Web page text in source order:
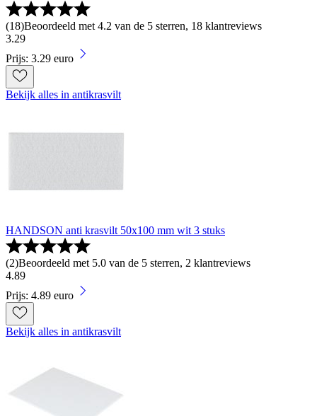
(18)Beoordeeld met 4.2 van de 5 sterren, 18 klantreviews
3.29
Prijs: 3.29 euro
Bekijk alles in antikrasvilt
HANDSON anti krasvilt 50x100 mm wit 3 stuks
(2)Beoordeeld met 5.0 van de 5 sterren, 2 klantreviews
4.89
Prijs: 4.89 euro
Bekijk alles in antikrasvilt